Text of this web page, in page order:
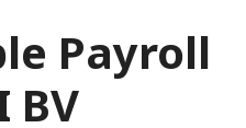
Payroll
BV